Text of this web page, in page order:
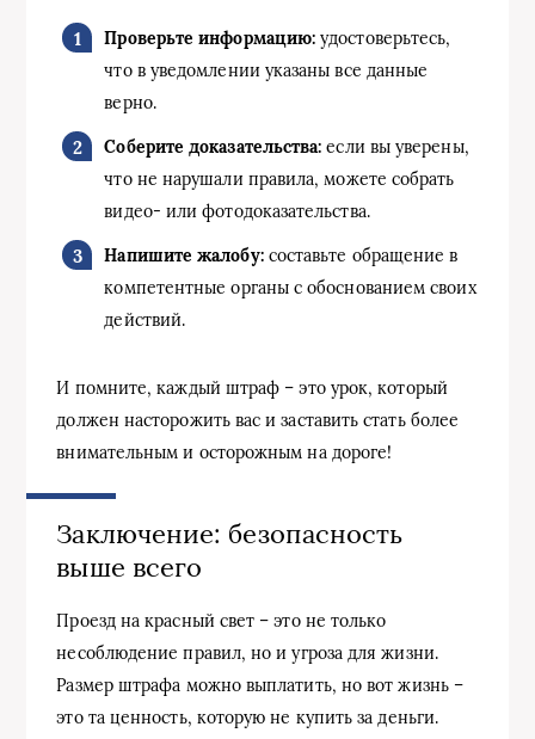
Проверьте информацию: удостоверьтесь,
что в уведомлении указаны все данные
верно.
Соберите доказательства: если вы уверены,
что не нарушали правила, можете собрать
видео- или фотодоказательства.
Напишите жалобу:составьте обращение в
компетентные органы с обоснованием своих
действий.
И помните, каждый штраф – это урок, который
должен насторожить вас и заставить стать более
внимательным и осторожным на дороге!
Заключение: безопасность
выше всего
Проезд на красный свет – это не только
несоблюдение правил, но и угроза для жизни.
Размер штрафа можно выплатить, но вот жизнь –
это та ценность, которую не купить за деньги.